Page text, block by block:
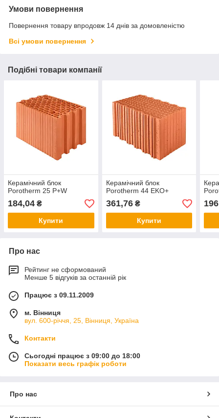
Умови повернення
Повернення товару впродовж 14 днів за домовленістю
Всі умови повернення
Подібні товари компанії
Керамічний блок
Porotherm 25 P+W
184,04 ₴
Купити
Керамічний блок
Porotherm 44 EKO+
361,76₴
Купити
Про нас
Рейтинг не сформований
Менше 5 відгуків за останній рік
Працює з 09.11.2009
м. Вінниця
вул. 600-річчя, 25, Вінниця, Україна
Контакти
Сьогодні працює з 09:00 до 18:00
Показати весь графік роботи
Про нас